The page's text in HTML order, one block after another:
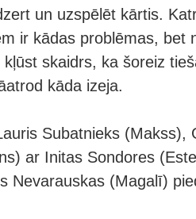
un uzspēlēt kārtis.
ir kādas problēmas, bet
kļūst skaidrs, ka šoreiz
kāda izeja.
Subatnieks (Makss),
ar Initas Sondores
Nevarauskas (Magalī)